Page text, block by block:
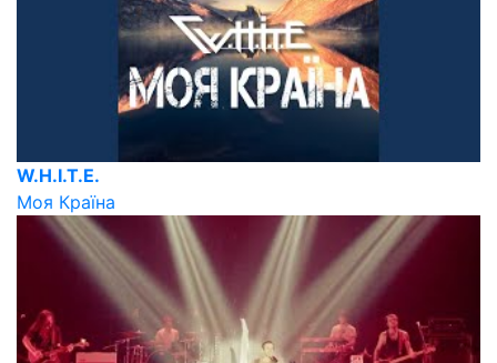
W.H.I.T.E.
Моя Країна